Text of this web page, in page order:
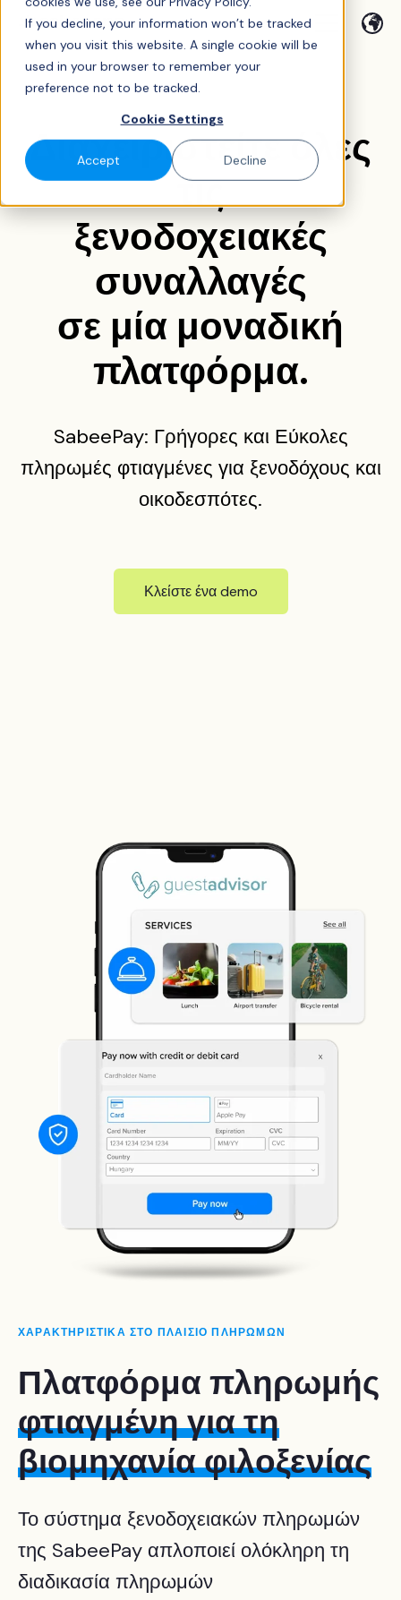
If you decline, your information won’t be tracked
when you visit this website. A single cookie will be
used in your browser to remember your
preference not to be tracked.
Cookie Settings
Accept Decline
Διαχειριστείτε όλες
τις
ξενοδοχειακές
συναλλαγές
σε μία μοναδική
πλατφόρμα.
SabeePay: Γρήγορες και Εύκολες
πληρωμές φτιαγμένες για ξενοδόχους και
οικοδεσπότες.
Κλείστε ένα demo
ΧΑΡΑΚΤΗΡΙΣΤΙΚΑ ΣΤΟ ΠΛΑΙΣΙΟ ΠΛΗΡΩΜΩΝ
Πλατφόρμα πληρωμής
φτιαγμένη για τη
βιομηχανία φιλοξενίας
Το σύστημα ξενοδοχειακών πληρωμών
της SabeePay απλοποιεί ολόκληρη τη
διαδικασία πληρωμών